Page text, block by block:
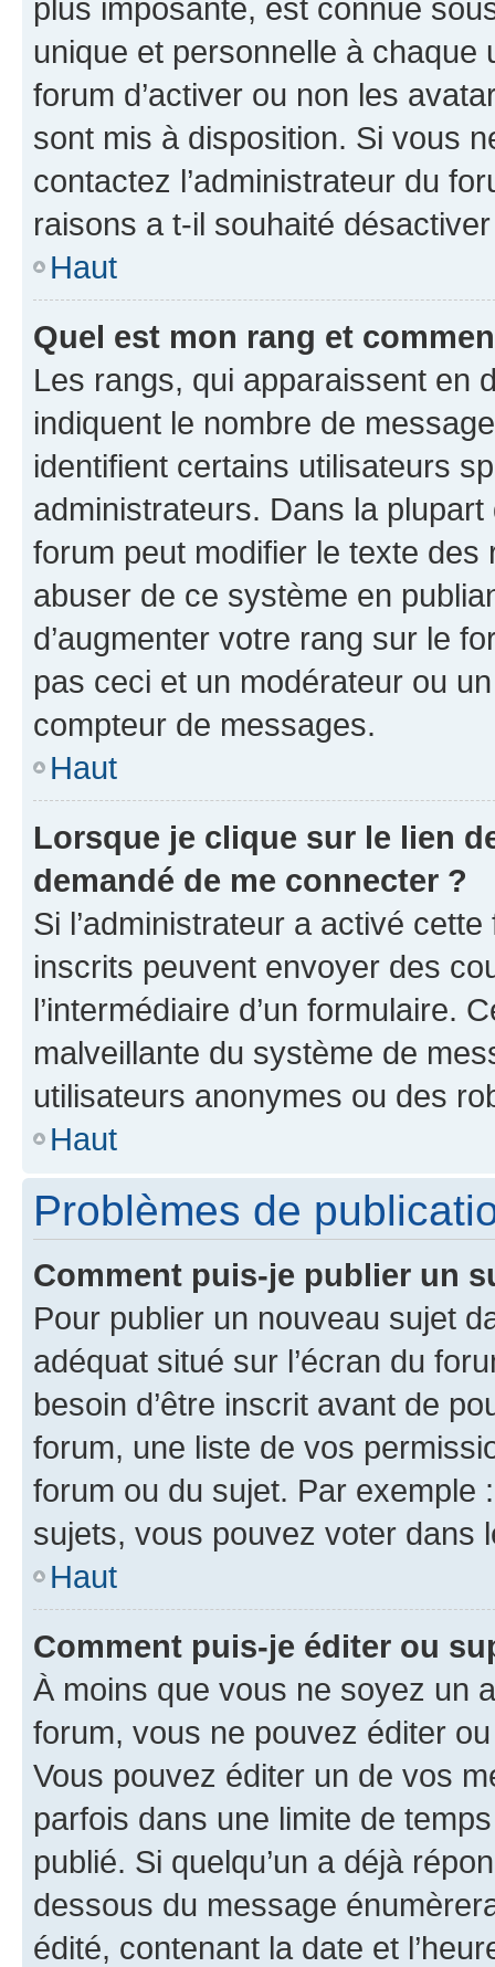
plus imposante, est connue
unique et personnelle à chaque
forum d’activer ou non les
sont mis à disposition. Si vous
contactez l’administrateur du
raisons a t-il souhaité
Haut
Quel est mon rang et
Les rangs, qui apparaissent en
indiquent le nombre de
identifient certains utilisateurs
administrateurs. Dans la
forum peut modifier le texte
abuser de ce système en
d’augmenter votre rang sur le
pas ceci et un modérateur ou
compteur de messages.
Haut
Lorsque je clique sur le lien
demandé de me connecter ?
Si l’administrateur a activé
inscrits peuvent envoyer des
l’intermédiaire d’un formulaire.
malveillante du système de
utilisateurs anonymes ou des
Haut
Problèmes de
Comment puis-je publier un
Pour publier un nouveau sujet
adéquat situé sur l’écran du
besoin d’être inscrit avant de
forum, une liste de vos
forum ou du sujet. Par exemple
sujets, vous pouvez voter dans
Haut
Comment puis-je éditer ou
À moins que vous ne soyez un
forum, vous ne pouvez éditer
Vous pouvez éditer un de vos
parfois dans une limite de
publié. Si quelqu’un a déjà
dessous du message
édité, contenant la date et